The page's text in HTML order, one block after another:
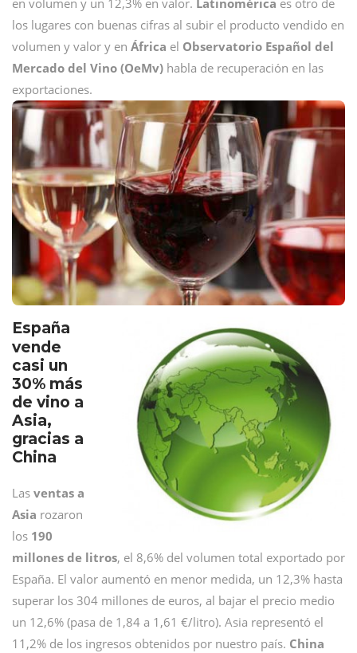
en volumen y un 12,3% en valor. Latinomérica es otro de
los lugares con buenas cifras al subir el producto vendido en
volumen y valor y en África el Observatorio Español del
Mercado del Vino (OeMv) habla de recuperación en las
exportaciones.
España
vende
casi un
30% más
de vino a
Asia,
gracias a
China
Las ventas a
Asia rozaron
los 190
millones de litros, el 8,6% del volumen total exportado por
España. El valor aumentó en menor medida, un 12,3% hasta
superar los 304 millones de euros, al bajar el precio medio
un 12,6% (pasa de 1,84 a 1,61 €/litro). Asia representó el
11,2% de los ingresos obtenidos por nuestro país. China